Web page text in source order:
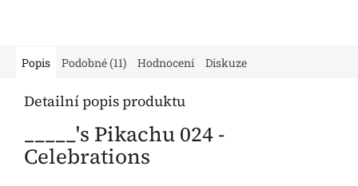
Popis Podobné (11) Hodnocení Diskuze
Detailní popis produktu
_____'s Pikachu 024 -
Celebrations